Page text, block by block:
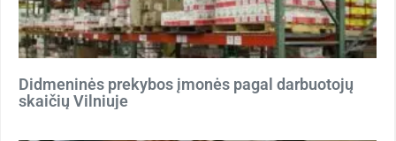
Didmeninės prekybos įmonės pagal darbuotojų
skaičių Vilniuje